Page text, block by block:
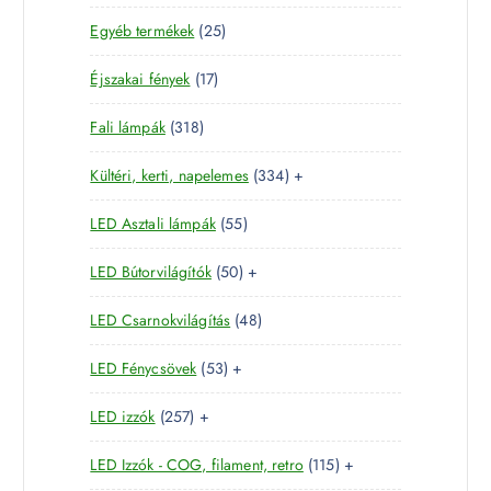
m
k
e
r
m
é
k
8
t
r
é
k
Egyéb termékek 252
5
e
m
é
k
Éjszakai fények 171
7
e
r
m
é
k
Fali lámpák 3183
1
8
t
e
r
m
é
k
Kültéri, kerti, napelemes 3343
3
t
r
é
+
LED Asztali lámpák 555
5
t
e
r
m
k
LED Bútorvilágítók 505
0
t
e
r
m
k
+
LED Csarnokvilágítás 484
8
e
m
é
LED Fénycsövek 535
3
e
r
+
LED izzók 2572
5
7
+
LED Izzók - COG, filament, retro 1151 +